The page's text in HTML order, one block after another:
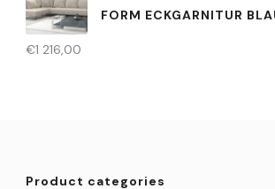
FORM ECKGARNITUR
€1 216,00
Product categories